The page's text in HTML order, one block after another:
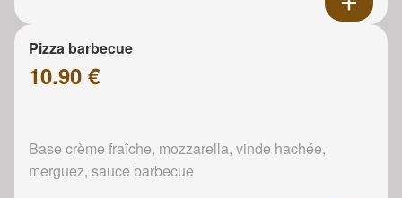
Pizza barbecue
10.90 €
Base crème fraîche, mozzarella, vinde hachée,
merguez, sauce barbecue